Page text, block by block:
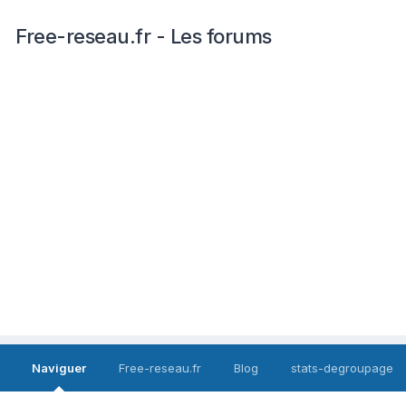
Free-reseau.fr - Les forums
Naviguer Free-reseau.fr Blog stats-degroupage